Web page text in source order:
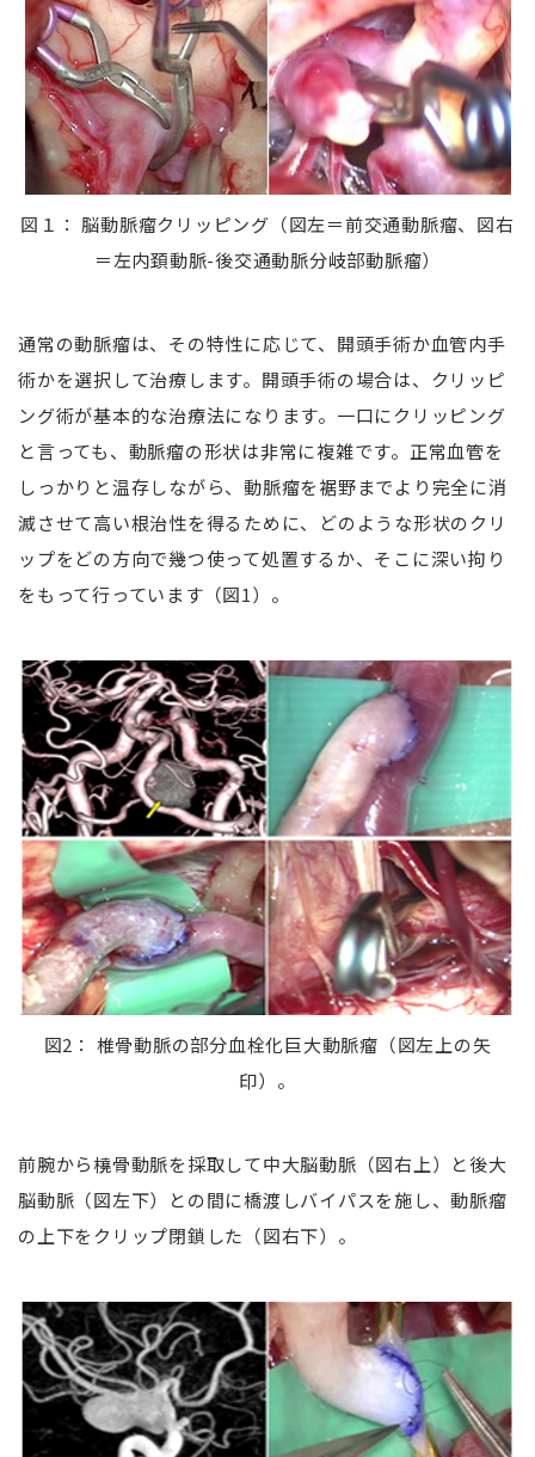
図１： 脳動脈瘤クリッピング（図左＝前交通動脈瘤、図右
＝左内頚動脈-後交通動脈分岐部動脈瘤）
通常の動脈瘤は、その特性に応じて、開頭手術か血管内手
術かを選択して治療します。開頭手術の場合は、クリッピ
ング術が基本的な治療法になります。一口にクリッピング
と言っても、動脈瘤の形状は非常に複雑です。正常血管を
しっかりと温存しながら、動脈瘤を裾野までより完全に消
滅させて高い根治性を得るために、どのような形状のクリ
ップをどの方向で幾つ使って処置するか、そこに深い拘り
をもって行っています（図1）。
図2： 椎骨動脈の部分血栓化巨大動脈瘤（図左上の矢
印）。
前腕から橈骨動脈を採取して中大脳動脈（図右上）と後大
脳動脈（図左下）との間に橋渡しバイパスを施し、動脈瘤
の上下をクリップ閉鎖した（図右下）。